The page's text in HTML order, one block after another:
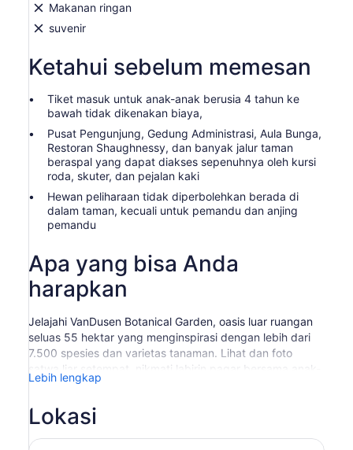
Makanan ringan
suvenir
Ketahui sebelum memesan
Tiket masuk untuk anak-anak berusia 4 tahun ke
bawah tidak dikenakan biaya,
Pusat Pengunjung, Gedung Administrasi, Aula Bunga,
Restoran Shaughnessy, dan banyak jalur taman
beraspal yang dapat diakses sepenuhnya oleh kursi
roda, skuter, dan pejalan kaki
Hewan peliharaan tidak diperbolehkan berada di
dalam taman, kecuali untuk pemandu dan anjing
pemandu
Apa yang bisa Anda
harapkan
Jelajahi VanDusen Botanical Garden, oasis luar ruangan
seluas 55 hektar yang menginspirasi dengan lebih dari
7.500 spesies dan varietas tanaman. Lihat dan foto
satwa liar setempat, nikmati labirin pagar bersama anak-
anak dan bersantailah di lingkungan yang tenang yang
bersantaplah di teras Shaughnessy Restaurant atau
pengunjung yang telah memenangkan penghargaan dan
Lebih lengkap
Lokasi